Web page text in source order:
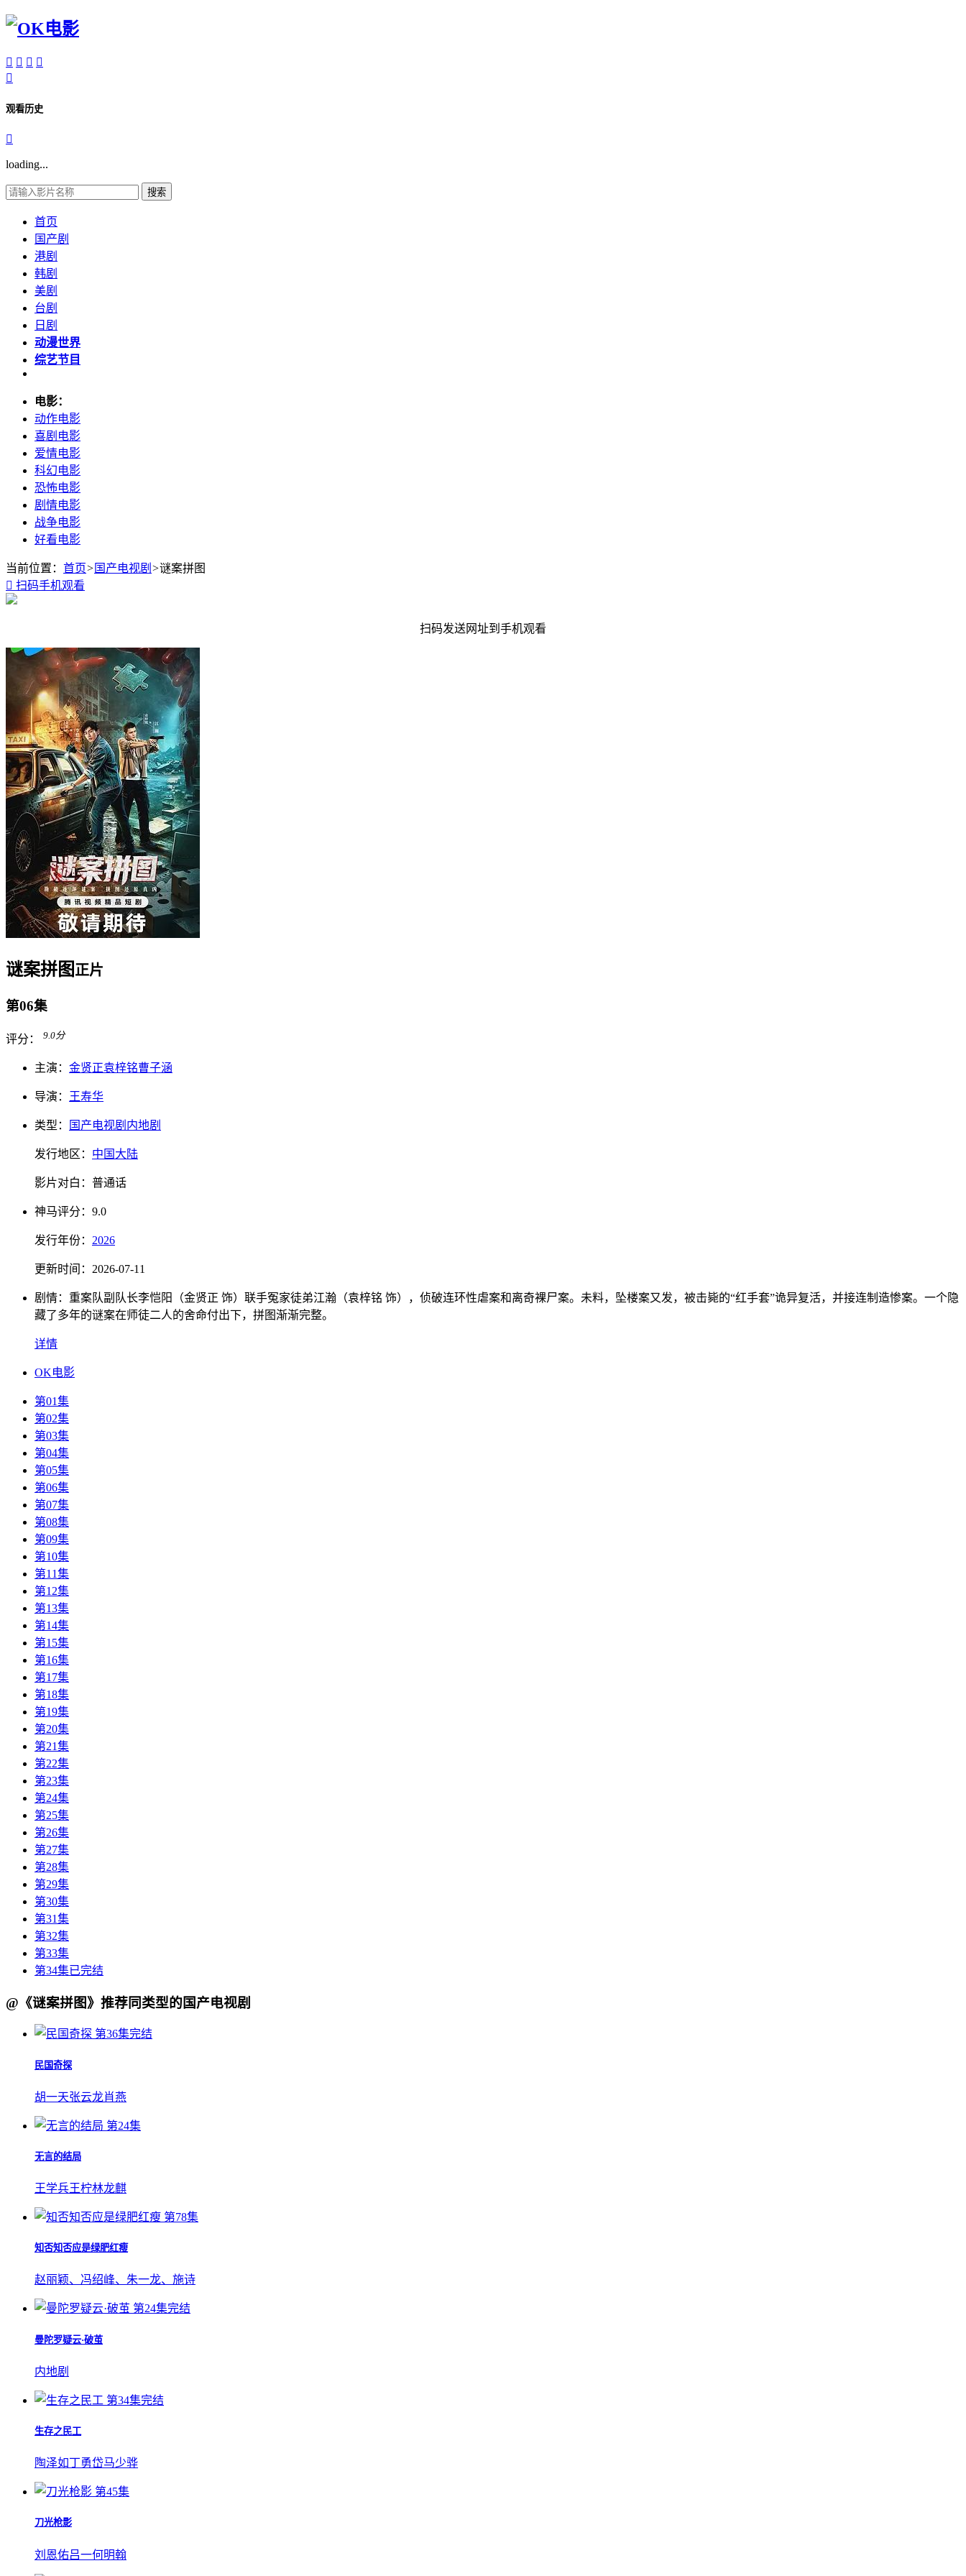
   

观看历史

loading...
搜索
首页
国产剧
港剧
韩剧
美剧
台剧
日剧
动漫世界
综艺节目
电影：
动作电影
喜剧电影
爱情电影
科幻电影
恐怖电影
剧情电影
战争电影
好看电影
当前位置： 首页> 国产电视剧 >谜案拼图
 扫码手机观看
扫码发送网址到手机观看
谜案拼图正片
第06集
评分： 9.0分
主演： 金贤正袁梓铭曹子涵
导演： 王寿华
类型： 国产电视剧 内地剧
发行地区： 中国大陆
影片对白： 普通话
神马评分： 9.0
发行年份： 2026
更新时间： 2026-07-11
剧情： 重案队副队长李恺阳（金贤正 饰）联手冤家徒弟江瀚（袁梓铭 饰），侦破连环性虐案和离奇裸尸案。未料，坠楼案又发，被击毙的“红手套”诡异复活，并接连制造惨案。一个隐
藏了多年的谜案在师徒二人的舍命付出下，拼图渐渐完整。
详情
OK电影
第01集
第02集
第03集
第04集
第05集
第06集
第07集
第08集
第09集
第10集
第11集
第12集
第13集
第14集
第15集
第16集
第17集
第18集
第19集
第20集
第21集
第22集
第23集
第24集
第25集
第26集
第27集
第28集
第29集
第30集
第31集
第32集
第33集
第34集已完结
@《谜案拼图》推荐同类型的国产电视剧
第36集完结
民国奇探
胡一天张云龙肖燕
第24集
无言的结局
王学兵王柠林龙麒
第78集
知否知否应是绿肥红瘦
赵丽颖、冯绍峰、朱一龙、施诗
第24集完结
曼陀罗疑云·破茧
内地剧
第34集完结
生存之民工
陶泽如丁勇岱马少骅
第45集
刀光枪影
刘恩佑吕一何明翰